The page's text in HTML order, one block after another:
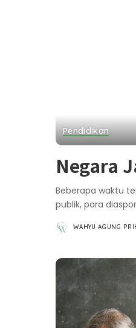
Pendidikan
Negara
Beberapa waktu
publik, para
POSTED
BY
WAHYU AGUNG